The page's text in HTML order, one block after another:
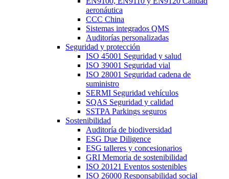
aeronáutica
CCC China
Sistemas integrados QMS
Auditorías personalizadas
Seguridad y protección
ISO 45001 Seguridad y salud
ISO 39001 Seguridad vial
ISO 28001 Seguridad cadena de
suministro
SERMI Seguridad vehículos
SQAS Seguridad y calidad
SSTPA Parkings seguros
Sostenibilidad
Auditoría de biodiversidad
ESG Due Diligence
ESG talleres y concesionarios
GRI Memoria de sostenibilidad
ISO 20121 Eventos sostenibles
ISO 26000 Responsabilidad social